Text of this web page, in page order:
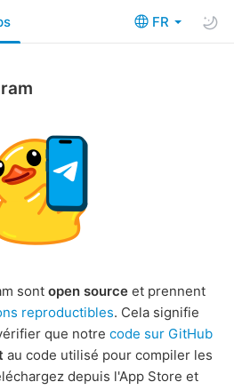
FR
sont open source et prennent
reproductibles. Cela signifie
que notre code sur GitHub
au code utilisé pour compiler les
depuis l'App Store et